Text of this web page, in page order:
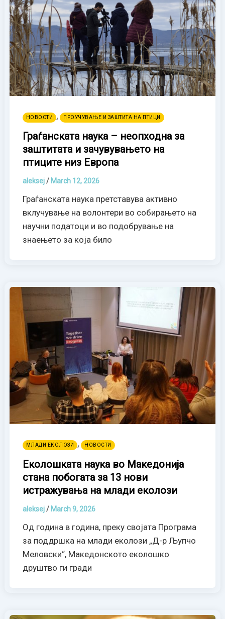
НОВОСТИ , ПРОУЧУВАЊЕ И ЗАШТИТА НА ПТИЦИ
Граѓанската наука – неопходна за
заштитата и зачувувањето на
птиците низ Европа
aleksej/ March 12, 2026
Граѓанската наука претставува активно
вклучување на волонтери во собирањето на
научни податоци и во подобрување на
знаењето за која било
МЛАДИ ЕКОЛОЗИ , НОВОСТИ
Еколошката наука во Македонија
стана побогата за 13 нови
истражувања на млади еколози
aleksej/ March 9, 2026
Од година в година, преку својата Програма
за поддршка на млади еколози „Д-р Љупчо
Меловски“, Македонското еколошко
друштво ги гради